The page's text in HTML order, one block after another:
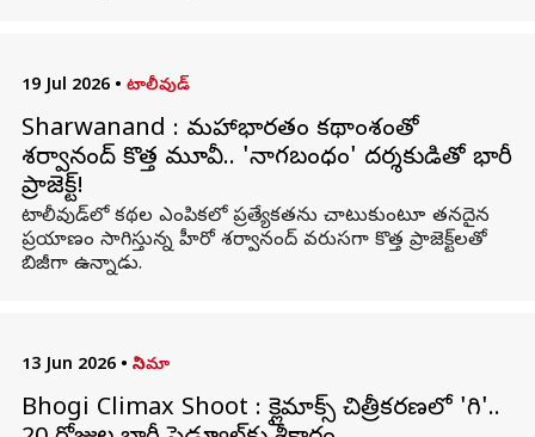
19 Jul 2026 • టాలీవుడ్
Sharwanand : మహాభారతం కథాంశంతో
శర్వానంద్ కొత్త మూవీ.. 'నాగబంధం' దర్శకుడితో భారీ
ప్రాజెక్ట్!
టాలీవుడ్‌లో కథల ఎంపికలో ప్రత్యేకతను చాటుకుంటూ తనదైన
ప్రయాణం సాగిస్తున్న హీరో శర్వానంద్ వరుసగా కొత్త ప్రాజెక్ట్‌లతో
బిజీగా ఉన్నాడు.
13 Jun 2026 • సినిమా
Bhogi Climax Shoot : క్లైమాక్స్ చిత్రీకరణలో 'భోగి'..